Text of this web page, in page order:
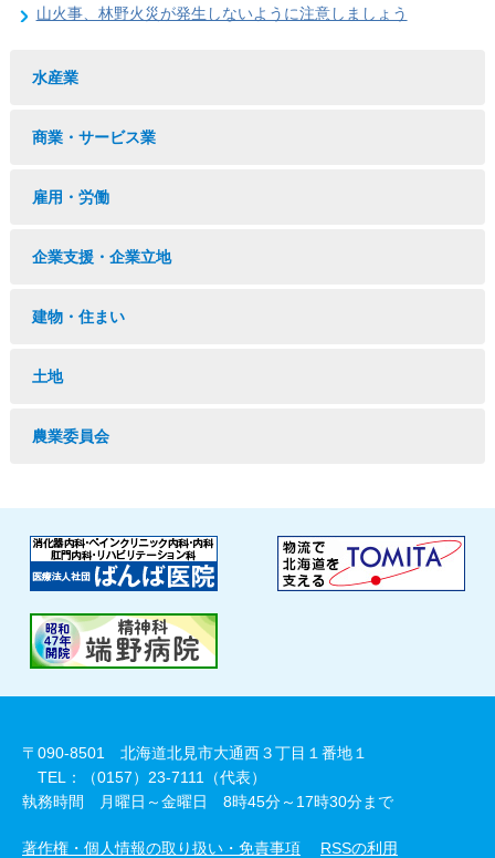
山火事、林野火災が発生しないように注意しましょう
水産業
商業・サービス業
雇用・労働
企業支援・企業立地
建物・住まい
土地
農業委員会
〒090-8501 北海道北見市大通西３丁目１番地１
TEL：（0157）23-7111（代表）
執務時間 月曜日～金曜日 8時45分～17時30分まで
著作権・個人情報の取り扱い・免責事項 RSSの利用